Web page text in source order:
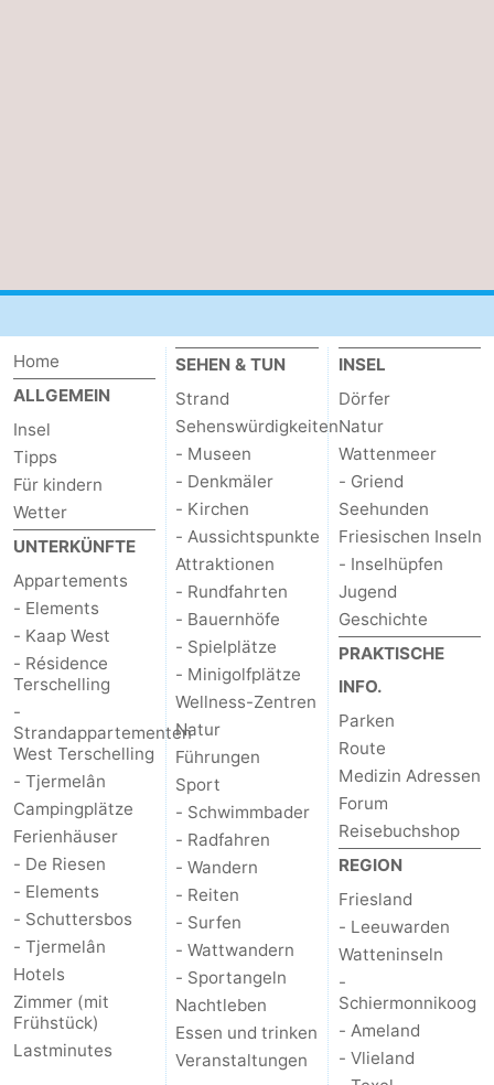
Home
ALLGEMEIN
Insel
Tipps
Für kindern
Wetter
UNTERKÜNFTE
Appartements
- Elements
- Kaap West
- Résidence
Terschelling
-
Strandappartementen
West Terschelling
- Tjermelân
Campingplätze
Ferienhäuser
- De Riesen
- Elements
- Schuttersbos
- Tjermelân
Hotels
Zimmer (mit
Frühstück)
Lastminutes
SEHEN & TUN
Strand
Sehenswürdigkeiten
- Museen
- Denkmäler
- Kirchen
- Aussichtspunkte
Attraktionen
- Rundfahrten
- Bauernhöfe
- Spielplätze
- Minigolfplätze
Wellness-Zentren
Natur
Führungen
Sport
- Schwimmbader
- Radfahren
- Wandern
- Reiten
- Surfen
- Wattwandern
- Sportangeln
Nachtleben
Essen und trinken
Veranstaltungen
INSEL
Dörfer
Natur
Wattenmeer
- Griend
Seehunden
Friesischen Inseln
- Inselhüpfen
Jugend
Geschichte
PRAKTISCHE
INFO.
Parken
Route
Medizin Adressen
Forum
Reisebuchshop
REGION
Friesland
- Leeuwarden
Watteninseln
-
Schiermonnikoog
- Ameland
- Vlieland